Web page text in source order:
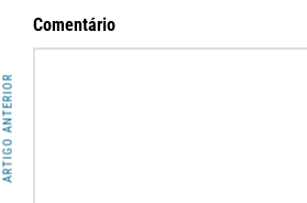
Comentário
ARTIGO ANTERIOR